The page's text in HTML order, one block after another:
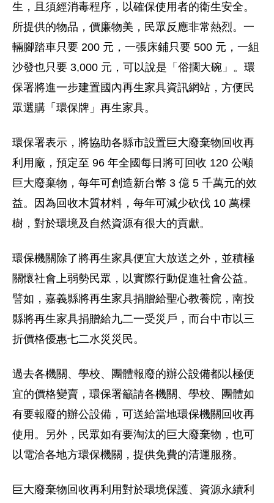
生，且須經消毒程序，以確保使用者的衛生安全。
所提供的物品，價廉物美，民眾反應非常熱烈。一
輛腳踏車只要 200 元，一張床鋪只要 500 元，一組
沙發也只要 3,000 元，可以說是「俗擱大碗」。環
保署將進一步建置國內再生家具資訊網站，方便民
眾選購「環保牌」再生家具。
環保署表示，將協助各縣市設置巨大廢棄物回收再
利用廠，預定至 96 年全國每日將可回收 120 公噸
巨大廢棄物，每年可創造新台幣 3 億 5 千萬元的效
益。因為回收木質材料，每年可減少砍伐 10 萬棵
樹，對於環境及自然資源有很大的貢獻。
環保機關除了將再生家具便宜大放送之外，並積極
關懷社會上弱勢民眾，以實際行動促進社會公益。
譬如，嘉義縣將再生家具捐贈給聖心教養院，南投
縣將再生家具捐贈給九二一受災戶，而台中市以三
折價格優惠七二水災災民。
過去各機關、學校、團體報廢的辦公設備都以極便
宜的價格變賣，環保署籲請各機關、學校、團體如
有要報廢的辦公設備，可送給當地環保機關回收再
使用。另外，民眾如有要淘汰的巨大廢棄物，也可
以電洽各地方環保機關，提供免費的清運服務。
巨大廢棄物回收再利用對於環境保護、資源永續利